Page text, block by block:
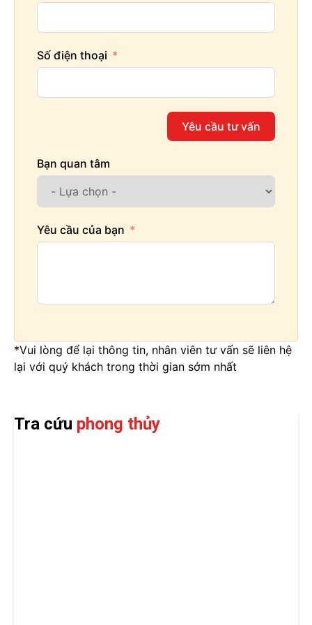
Số điện thoại
Yêu cầu tư vấn
Bạn quan tâm
Yêu cầu của bạn
*Vui lòng để lại thông tin, nhân viên tư vấn sẽ liên hệ
lại với quý khách trong thời gian sớm nhất
Tra cứu phong thủy